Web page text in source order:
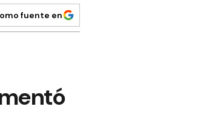
fuente en